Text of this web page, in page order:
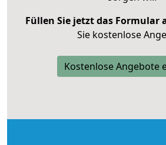
Füllen Sie jetzt das Formular
Sie kostenlose
Kostenlose Angebote